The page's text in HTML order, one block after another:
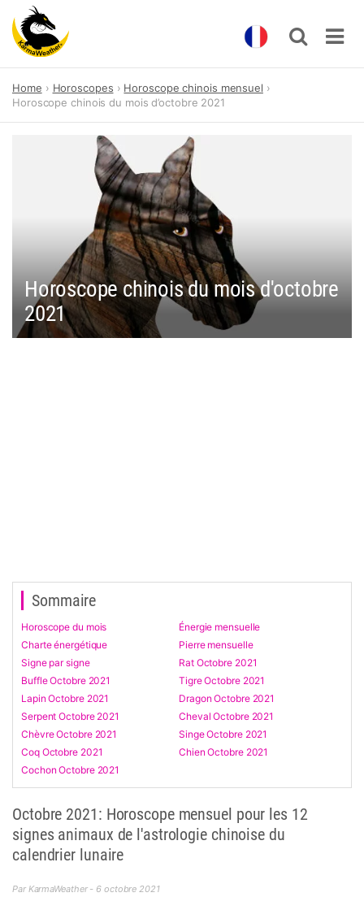
content
Home Horoscopes
Horoscope chinois mensuel
Horoscope chinois du mois d’octobre 2021
Horoscope chinois du mois d'octobre
2021
Sommaire
Horoscope du mois
Énergie mensuelle
Charte énergétique
Pierre mensuelle
Signe par signe
Rat Octobre 2021
Buffle Octobre 2021
Tigre Octobre 2021
Lapin Octobre 2021
Dragon Octobre 2021
Serpent Octobre 2021
Cheval Octobre 2021
Chèvre Octobre 2021
Singe Octobre 2021
Coq Octobre 2021
Chien Octobre 2021
Cochon Octobre 2021
Octobre 2021: Horoscope mensuel pour les 12
signes animaux de l'astrologie chinoise du
calendrier lunaire
Par KarmaWeather - 6 octobre 2021